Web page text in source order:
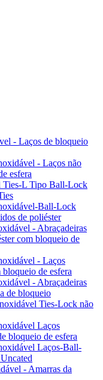
- Laços de bloqueio
- Laços não
esfera
Ties-L Tipo Ball-Lock
Ball-Lock
de poliéster
- Abraçadeiras
com bloqueio de
- Laços
de esfera
- Abraçadeiras
de bloqueio
Ties-Lock não
Laços
bloqueio de esfera
Laços-Ball-
- Amarras da